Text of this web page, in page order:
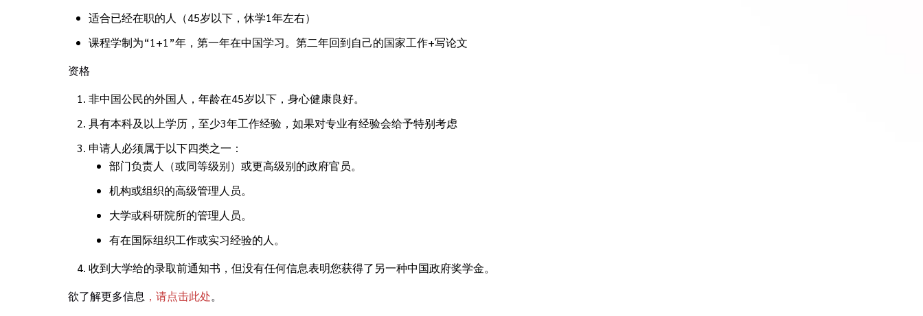
适合已经在职的人（45岁以下，休学1年左右）
课程学制为“1+1”年，第一年在中国学习。第二年回到自己的国家工作+写论文
资格
非中国公民的外国人，年龄在45岁以下，身心健康良好。
具有本科及以上学历，至少3年工作经验，如果对专业有经验会给予特别考虑
申请人必须属于以下四类之一：
部门负责人（或同等级别）或更高级别的政府官员。
机构或组织的高级管理人员。
大学或科研院所的管理人员。
有在国际组织工作或实习经验的人。
收到大学给的录取前通知书，但没有任何信息表明您获得了另一种中国政府奖学金。
欲了解更多信息 ，请点击此处。